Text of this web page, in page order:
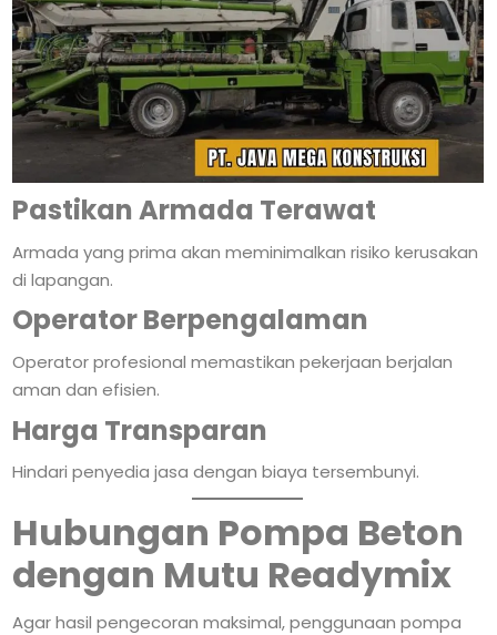
Pastikan Armada Terawat
Armada yang prima akan meminimalkan risiko kerusakan
di lapangan.
Operator Berpengalaman
Operator profesional memastikan pekerjaan berjalan
aman dan efisien.
Harga Transparan
Hindari penyedia jasa dengan biaya tersembunyi.
Hubungan Pompa Beton
dengan Mutu Readymix
Agar hasil pengecoran maksimal, penggunaan pompa